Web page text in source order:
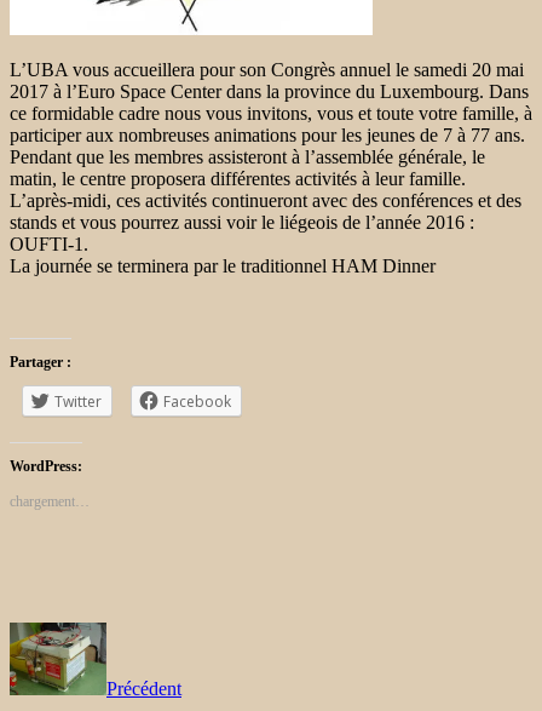
L’UBA vous accueillera pour son Congrès annuel le samedi 20 mai
2017 à l’Euro Space Center dans la province du Luxembourg. Dans
ce formidable cadre nous vous invitons, vous et toute votre famille, à
participer aux nombreuses animations pour les jeunes de 7 à 77 ans.
Pendant que les membres assisteront à l’assemblée générale, le
matin, le centre proposera différentes activités à leur famille.
L’après-midi, ces activités continueront avec des conférences et des
stands et vous pourrez aussi voir le liégeois de l’année 2016 :
OUFTI-1.
La journée se terminera par le traditionnel HAM Dinner
Partager :
Twitter Facebook
WordPress:
chargement…
Précédent